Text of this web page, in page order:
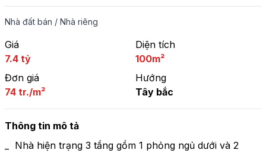
Nhà đất bán / Nhà riêng
Giá
7.4 tỷ
Diện tích
100m²
Đơn giá
74 tr./m²
Hướng
Tây bắc
Thông tin mô tả
_  Nhà hiện trạng 3 tầng gồm 1 phỏng ngủ dưới và 2